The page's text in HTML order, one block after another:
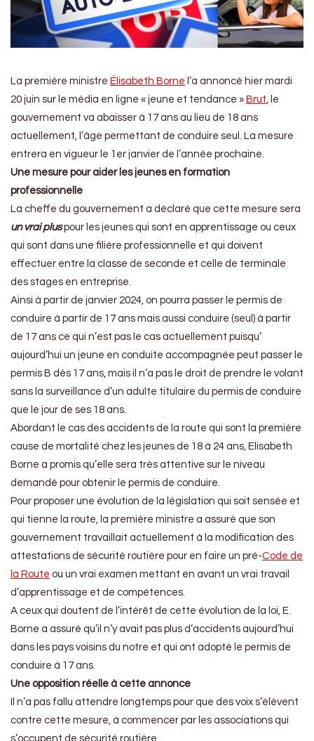
La première ministre Élisabeth Borne l’a annoncé hier mardi
20 juin sur le média en ligne « jeune et tendance » Brut , le
gouvernement va abaisser à 17 ans au lieu de 18 ans
actuellement, l’âge permettant de conduire seul. La mesure
entrera en vigueur le 1er janvier de l’année prochaine.
Une mesure pour aider les jeunes en formation
professionnelle
La cheffe du gouvernement a déclaré que cette mesure sera
un vrai pluspour les jeunes qui sont en apprentissage ou ceux
qui sont dans une filière professionnelle et qui doivent
effectuer entre la classe de seconde et celle de terminale
des stages en entreprise.
Ainsi à partir de janvier 2024, on pourra passer le permis de
conduire à partir de 17 ans mais aussi conduire (seul) à partir
de 17 ans ce qui n’est pas le cas actuellement puisqu’
aujourd’hui un jeune en conduite accompagnée peut passer le
permis B dès 17 ans, mais il n’a pas le droit de prendre le volant
sans la surveillance d’un adulte titulaire du permis de conduire
que le jour de ses 18 ans.
Abordant le cas des accidents de la route qui sont la première
cause de mortalité chez les jeunes de 18 à 24 ans, Elisabeth
Borne a promis qu’elle sera très attentive sur le niveau
demandé pour obtenir le permis de conduire.
Pour proposer une évolution de la législation qui soit sensée et
qui tienne la route, la première ministre a assuré que son
gouvernement travaillait actuellement à la modification des
attestations de sécurité routière pour en faire un pré-Code de
la Route ou un vrai examen mettant en avant un vrai travail
d’apprentissage et de compétences.
A ceux qui doutent de l’intérêt de cette évolution de la loi, E.
Borne a assuré qu’il n’y avait pas plus d’accidents aujourd’hui
dans les pays voisins du notre et qui ont adopté le permis de
conduire à 17 ans.
Une opposition réelle à cette annonce
Il n’a pas fallu attendre longtemps pour que des voix s’élèvent
contre cette mesure, à commencer par les associations qui
s’occupent de sécurité routière.